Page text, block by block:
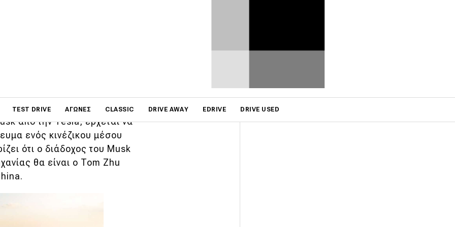
TEST DRIVE ΑΓΏΝΕΣ CLASSIC DRIVE AWAY EDRIVE DRIVE USED
από την Tesla, έρχεται να
ενός κινέζικου μέσου
ότι ο διάδοχος του Musk
θα είναι ο Tom Zhu